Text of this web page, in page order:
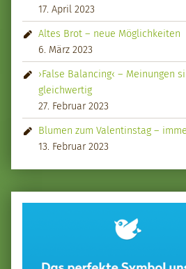
17. April 2023
Altes Brot – neue Möglichkeiten
6. März 2023
›False Balancing‹ – Meinungen
gleichwertig
27. Februar 2023
Blumen zum Valentinstag –
13. Februar 2023